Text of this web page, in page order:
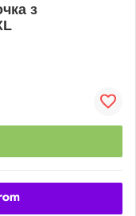
з